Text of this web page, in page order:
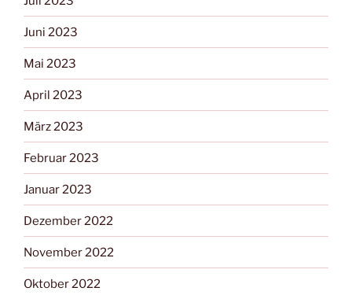
Juni 2023
Mai 2023
April 2023
März 2023
Februar 2023
Januar 2023
Dezember 2022
November 2022
Oktober 2022